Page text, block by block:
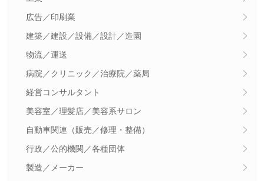
広告／印刷業
建築／建設／設備／設計／造園
物流／運送
病院／クリニック／治療院／薬局
経営コンサルタント
美容室／理髪店／美容系サロン
自動車関連（販売／修理・整備）
行政／公的機関／各種団体
製造／メーカー